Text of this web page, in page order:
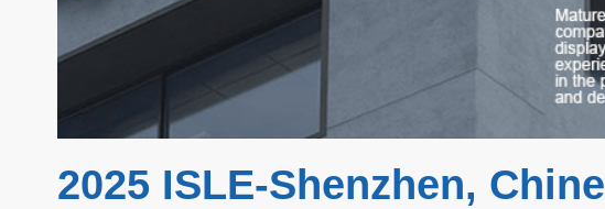
2025 ISLE-Shenzhen, Chine